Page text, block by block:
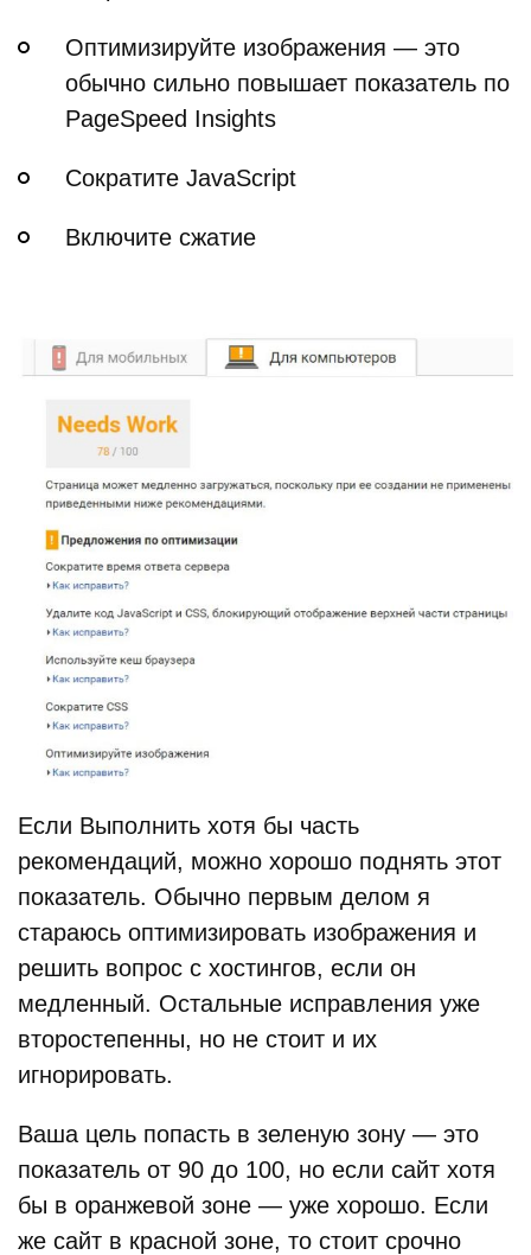
Оптимизируйте изображения — это
обычно сильно повышает показатель по
PageSpeed Insights
Сократите JavaScript
Включите сжатие
Если Выполнить хотя бы часть
рекомендаций, можно хорошо поднять этот
показатель. Обычно первым делом я
стараюсь оптимизировать изображения и
решить вопрос с хостингов, если он
медленный. Остальные исправления уже
второстепенны, но не стоит и их
игнорировать.
Ваша цель попасть в зеленую зону — это
показатель от 90 до 100, но если сайт хотя
бы в оранжевой зоне — уже хорошо. Если
же сайт в красной зоне, то стоит срочно